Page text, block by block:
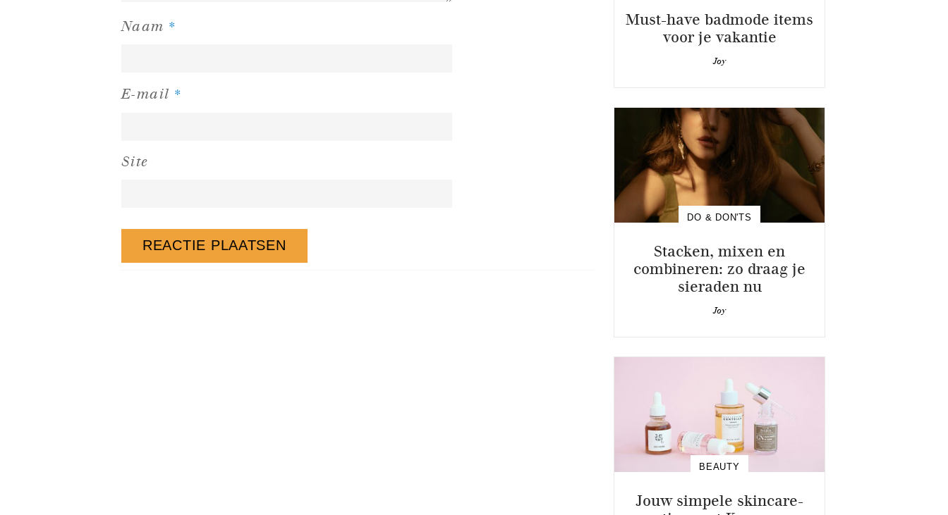
Naam *
E-mail *
Site
Must-have badmode items
voor je vakantie
Joy
DO & DON'TS
Stacken, mixen en
combineren: zo draag je
sieraden nu
Joy
BEAUTY
Jouw simpele skincare-